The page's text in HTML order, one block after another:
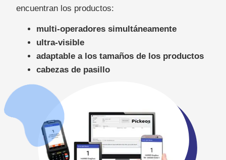
encuentran los productos:
multi-operadores simultáneamente
ultra-visible
adaptable a los tamaños de los productos
cabezas de pasillo